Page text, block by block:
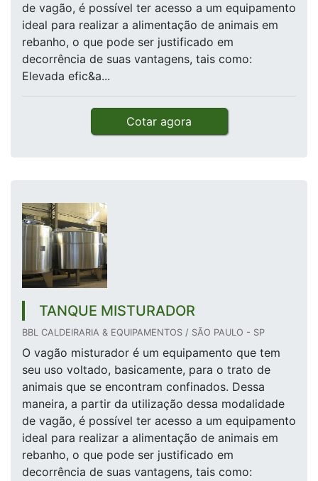
de vagão, é possível ter acesso a um equipamento
ideal para realizar a alimentação de animais em
rebanho, o que pode ser justificado em
decorrência de suas vantagens, tais como:
Elevada efic&a...
Cotar agora
TANQUE MISTURADOR
BBL CALDEIRARIA & EQUIPAMENTOS / SÃO PAULO - SP
O vagão misturador é um equipamento que tem
seu uso voltado, basicamente, para o trato de
animais que se encontram confinados. Dessa
maneira, a partir da utilização dessa modalidade
de vagão, é possível ter acesso a um equipamento
ideal para realizar a alimentação de animais em
rebanho, o que pode ser justificado em
decorrência de suas vantagens, tais como: